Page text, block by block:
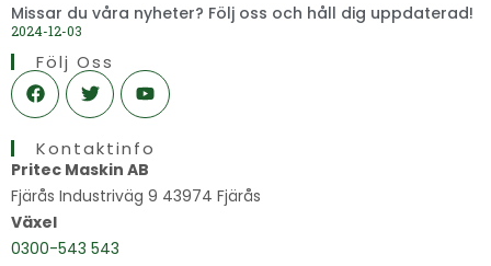
Missar du våra nyheter? Följ oss och håll dig uppdaterad!
2024-12-03
Följ Oss
F
a
c
b
o
o
k
T
w
i
t
e
r
Y
o
u
u
b
e
Kontaktinfo
Pritec Maskin AB
Fjärås Industriväg 9 43974 Fjärås
Växel
0300-543 543